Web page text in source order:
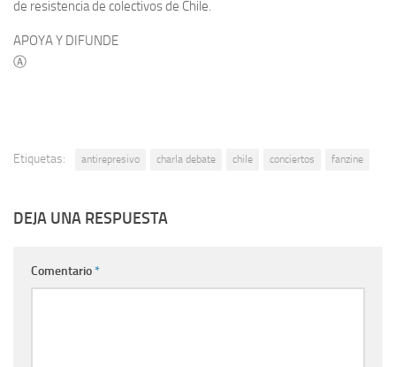
de resistencia de colectivos de Chile.
APOYA Y DIFUNDE
Ⓐ
Etiquetas: antirepresivo charla debate chile conciertos fanzine
DEJA UNA RESPUESTA
Comentario*